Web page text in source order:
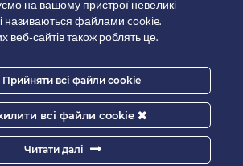
на вашому пристрої невеликі
називаються файлами cookie.
веб-сайтів також роблять це.
Прийняти всі файли cookie
всі файли cookie
Читати далі